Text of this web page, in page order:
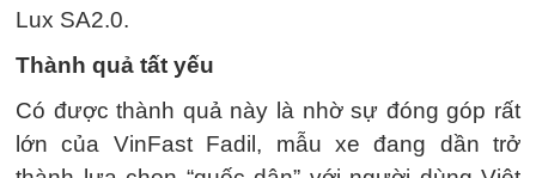
Lux SA2.0.
Thành quả tất yếu
Có được thành quả này là nhờ sự đóng góp rất
lớn của VinFast Fadil, mẫu xe đang dần trở